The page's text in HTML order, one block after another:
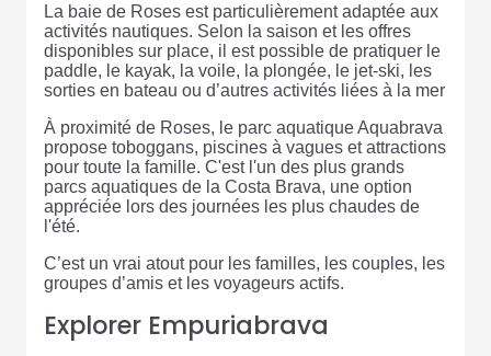
La baie de Roses est particulièrement adaptée aux
activités nautiques. Selon la saison et les offres
disponibles sur place, il est possible de pratiquer le
paddle, le kayak, la voile, la plongée, le jet-ski, les
sorties en bateau ou d’autres activités liées à la mer
À proximité de Roses, le parc aquatique Aquabrava
propose toboggans, piscines à vagues et attractions
pour toute la famille. C'est l'un des plus grands
parcs aquatiques de la Costa Brava, une option
appréciée lors des journées les plus chaudes de
l'été.
C’est un vrai atout pour les familles, les couples, les
groupes d’amis et les voyageurs actifs.
Explorer Empuriabrava